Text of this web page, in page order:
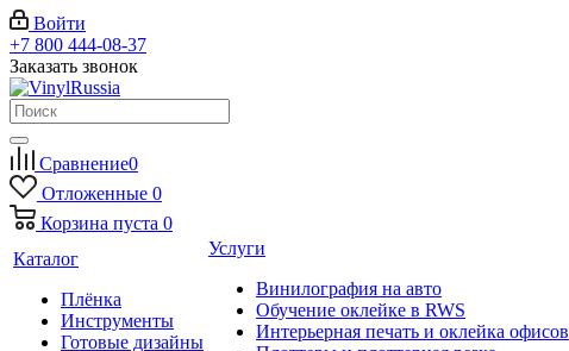
Войти
+7 800 444-08-37
Заказать звонок
Сравнение0
Отложенные 0
Корзина пуста 0
Каталог
Плёнка
Инструменты
Готовые дизайны
Услуги
Винилография на авто
Обучение оклейке в RWS
Интерьерная печать и оклейка офисов